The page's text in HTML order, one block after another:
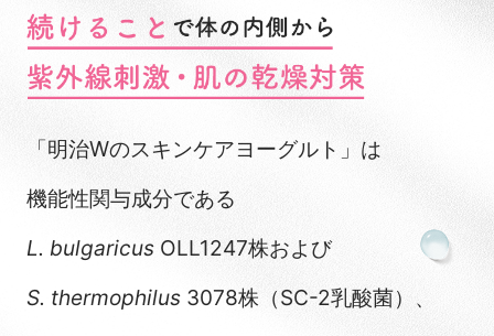
「明治Wのスキンケアヨーグルト」は
機能性関与成分である
L. bulgaricusOLL1247株および
S. thermophilus3078株（SC-2乳酸菌）、